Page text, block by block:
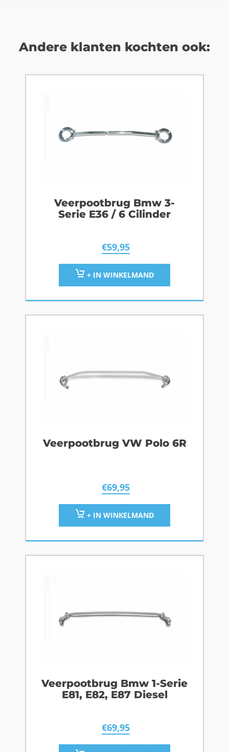
Andere klanten kochten ook:
Veerpootbrug Bmw 3-
Serie E36 / 6 Cilinder
€59,95
+ IN WINKELMAND
Veerpootbrug VW Polo 6R
€69,95
+ IN WINKELMAND
Veerpootbrug Bmw 1-Serie
E81, E82, E87 Diesel
€69,95